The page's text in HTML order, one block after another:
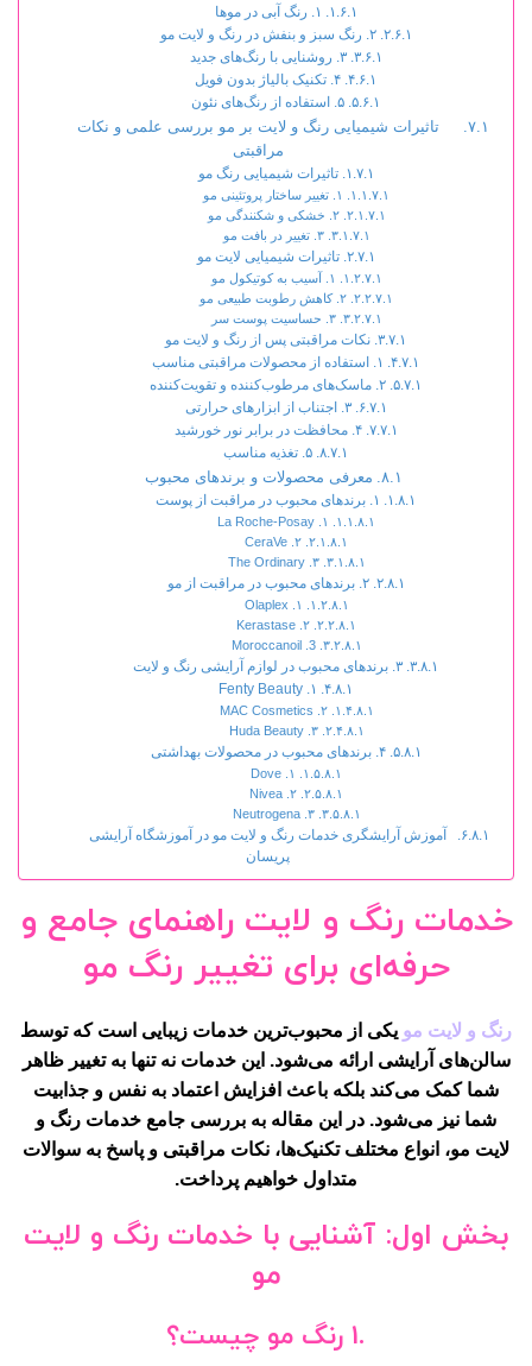
۱. رنگ آبی در موها
۲. رنگ سبز و بنفش در رنگ و لایت مو
۳. روشنایی با رنگ‌های جدید
۴. تکنیک بالیاژ بدون فویل
۵. استفاده از رنگ‌های نئون
تاثیرات شیمیایی رنگ و لایت بر مو بررسی علمی و نکات
مراقبتی
تاثیرات شیمیایی رنگ مو
۱. تغییر ساختار پروتئینی مو
۲. خشکی و شکنندگی مو
۳. تغییر در بافت مو
تاثیرات شیمیایی لایت مو
۱. آسیب به کوتیکول مو
۲. کاهش رطوبت طبیعی مو
۳. حساسیت پوست سر
نکات مراقبتی پس از رنگ و لایت مو
۱. استفاده از محصولات مراقبتی مناسب
۲. ماسک‌های مرطوب‌کننده و تقویت‌کننده
۳. اجتناب از ابزارهای حرارتی
۴. محافظت در برابر نور خورشید
۵. تغذیه مناسب
معرفی محصولات و برندهای محبوب
۱. برندهای محبوب در مراقبت از پوست
۱. La Roche-Posay
۲. CeraVe
۳. The Ordinary
۲. برندهای محبوب در مراقبت از مو
۱. Olaplex
۲. Kerastase
3. Moroccanoil
۳. برندهای محبوب در لوازم آرایشی رنگ و لایت
۱. Fenty Beauty
۲. MAC Cosmetics
۳. Huda Beauty
۴. برندهای محبوب در محصولات بهداشتی
۱. Dove
۲. Nivea
۳. Neutrogena
آموزش آرایشگری خدمات رنگ و لایت مو در آموزشگاه آرایشی
پریسان
خدمات رنگ و لایت راهنمای جامع و
حرفه‌ای برای تغییر رنگ مو
رنگ و لایت مو یکی از محبوب‌ترین خدمات زیبایی است که توسط
سالن‌های آرایشی ارائه می‌شود. این خدمات نه تنها به تغییر ظاهر
شما کمک می‌کند بلکه باعث افزایش اعتماد به نفس و جذابیت
شما نیز می‌شود. در این مقاله به بررسی جامع خدمات رنگ و
لایت مو، انواع مختلف تکنیک‌ها، نکات مراقبتی و پاسخ به سوالات
متداول خواهیم پرداخت.
بخش اول: آشنایی با خدمات رنگ و لایت
مو
.1 رنگ مو چیست؟